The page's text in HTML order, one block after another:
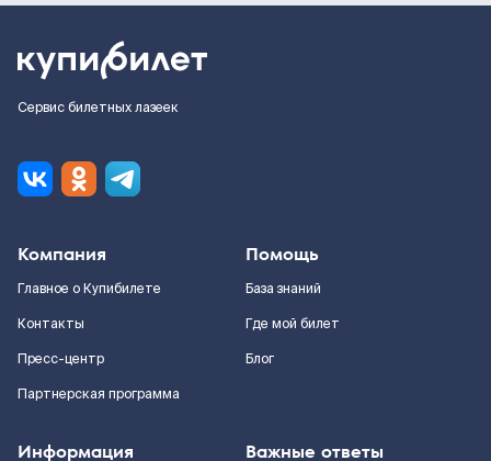
Сервис билетных лазеек
Компания
Главное о Купибилете
Контакты
Пресс-центр
Партнерская программа
Помощь
База знаний
Где мой билет
Блог
Информация Важные ответы